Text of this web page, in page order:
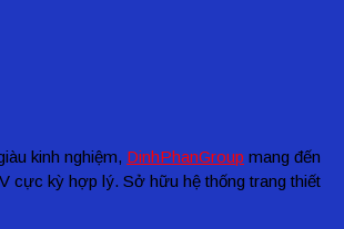
kinh nghiệm, DinhPhanGroup mang đến
cực kỳ hợp lý. Sở hữu hệ thống trang thiết